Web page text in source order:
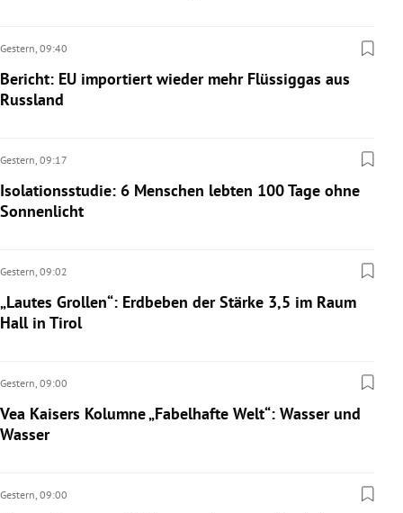
Gestern, 09:40
Bericht: EU importiert wieder mehr Flüssiggas aus
Russland
Gestern, 09:17
Isolationsstudie: 6 Menschen lebten 100 Tage ohne
Sonnenlicht
Gestern, 09:02
„Lautes Grollen“: Erdbeben der Stärke 3,5 im Raum
Hall in Tirol
Gestern, 09:00
Vea Kaisers Kolumne „Fabelhafte Welt“: Wasser und
Wasser
Gestern, 09:00